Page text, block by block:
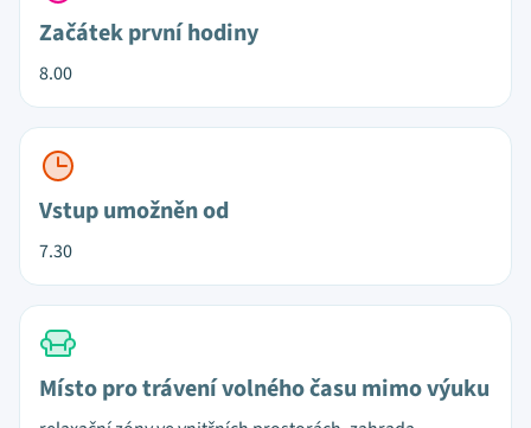
Začátek první hodiny
8.00
Vstup umožněn od
7.30
Místo pro trávení volného času mimo výuku